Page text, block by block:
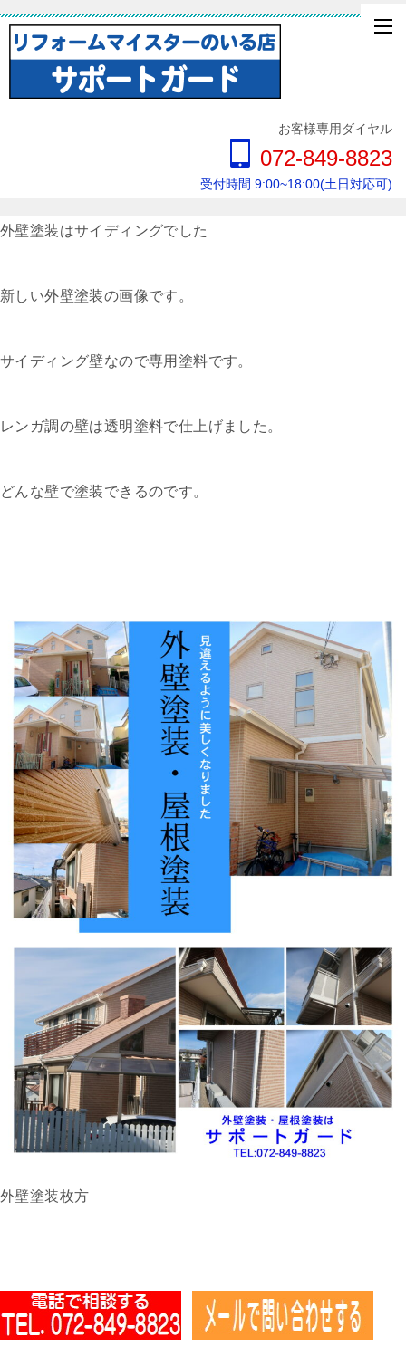
お客様専用ダイヤル
072-849-8823
受付時間 9:00~18:00(土日対応可)
外壁塗装はサイディングでした
新しい外壁塗装の画像です。
サイディング壁なので専用塗料です。
レンガ調の壁は透明塗料で仕上げました。
どんな壁で塗装できるのです。
外壁塗装枚方